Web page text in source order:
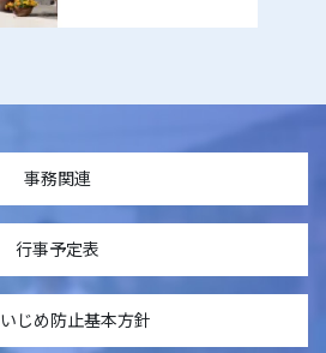
事務関連
行事予定表
いじめ防止基本方針